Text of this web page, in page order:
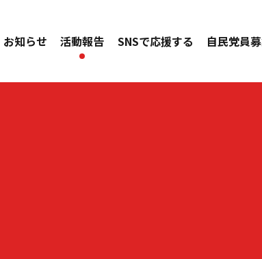
お知らせ 活動報告 SNSで応援する 自民党員